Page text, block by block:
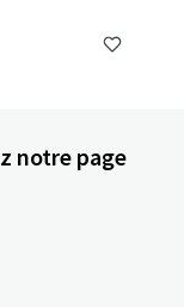
notre page